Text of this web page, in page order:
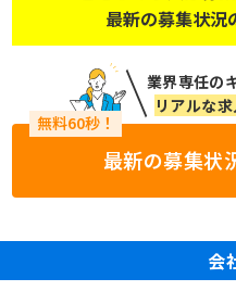
最新の募集状況
業界専任の
リアルな
最新の募集状
会